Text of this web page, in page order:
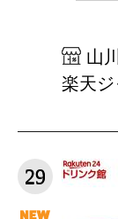
山
楽天
29